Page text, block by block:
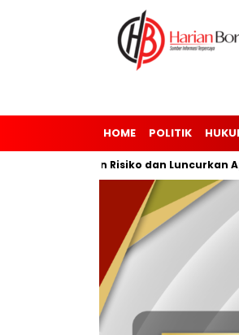
HOME POLITIK
Manajemen Risiko dan Luncurkan